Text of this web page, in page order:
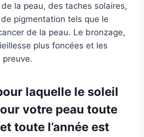
la peau, des taches solaires,
pigmentation tels que le
de la peau. Le bronzage,
plus foncées et les
preuve.
laquelle le soleil
votre peau toute
toute l’année est